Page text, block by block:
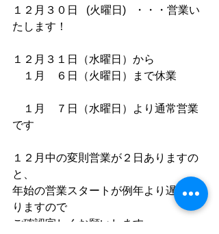
１２月３０日   (火曜日)   ・・・営業い
たします！
１２月３１日（水曜日）から
１月　６日（火曜日）まで休業
１月　７日（水曜日）より通常営業
です
１２月中の変則営業が２日ありますの
と、
年始の営業スタートが例年より遅くな
りますので
ご確認宜しくお願いします